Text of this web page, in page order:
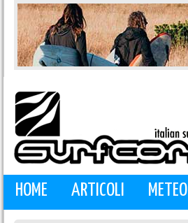
HOME ARTICOLI METEO